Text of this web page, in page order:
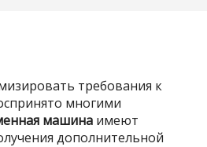
требования к
многими
машина имеют
дополнительной